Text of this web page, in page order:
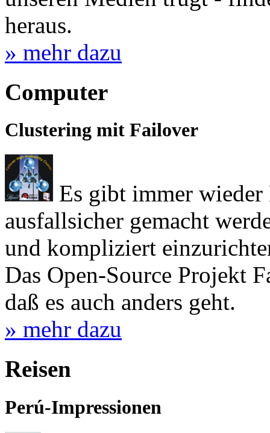
heraus.
» mehr dazu
Computer
Clustering mit Failover
Es gibt immer
ausfallsicher gemacht
und kompliziert
Das Open-Source Projekt
daß es auch anders geht.
» mehr dazu
Reisen
Perú-Impressionen